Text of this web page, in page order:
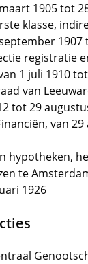
1905 tot
klasse,
1907
registratie
1 juli 1910
van
tot 29
van
hypotheken,
te
1926